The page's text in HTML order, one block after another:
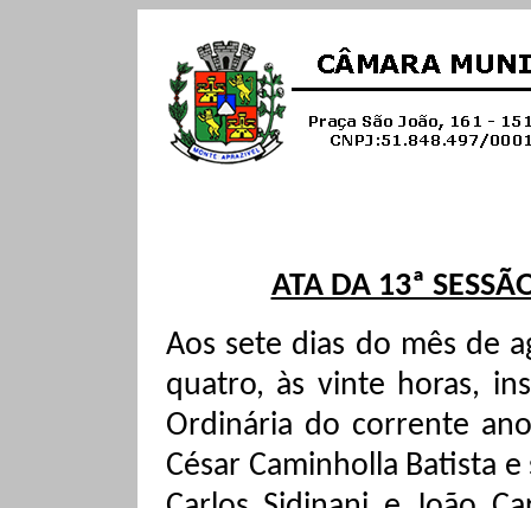
ATA DA 13ª
Aos sete dias do mês de
quatro, às vinte horas,
Ordinária do corrente
César Caminholla Batista